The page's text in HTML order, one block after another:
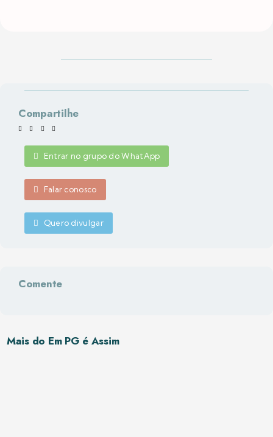
Compartilhe
Entrar no grupo do WhatApp
Falar conosco
Quero divulgar
Comente
Mais do Em PG é Assim